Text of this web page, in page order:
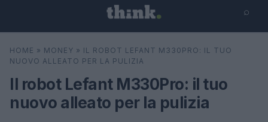
⌕
Cerca ⌕
HOME » MONEY » IL ROBOT LEFANT M330PRO: IL TUO
NUOVO ALLEATO PER LA PULIZIA
Il robot Lefant M330Pro: il tuo
nuovo alleato per la pulizia